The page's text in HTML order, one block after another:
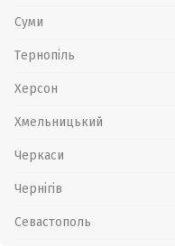
Суми
Тернопіль
Херсон
Хмельницький
Черкаси
Чернігів
Севастополь